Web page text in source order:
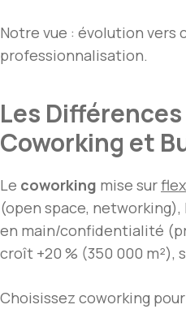
Notre vue : évolution vers
professionnalisation.
Les
Coworking et
Le coworking mise sur
(open space, networking),
en main/confidentialité
croît +20 % (350 000 m²),
Choisissez coworking